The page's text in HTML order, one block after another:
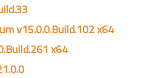
v15.0.0.Build.102 x64
x64